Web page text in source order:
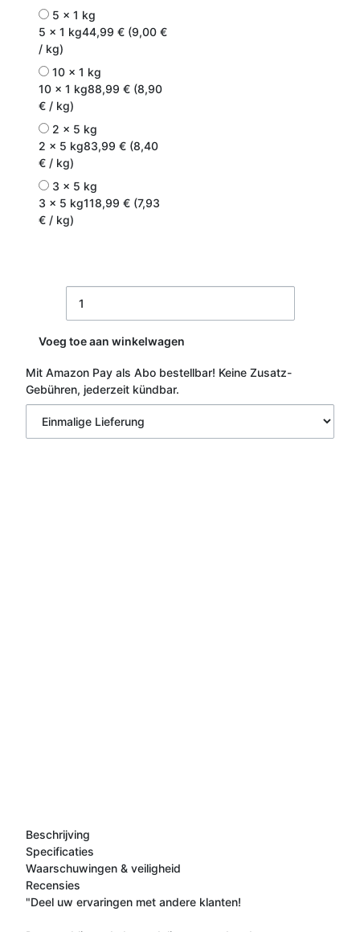
5 x 1 kg
5 x 1 kg44,99 € (9,00 €
/ kg)
10 x 1 kg
10 x 1 kg88,99 € (8,90
€ / kg)
2 x 5 kg
2 x 5 kg83,99 € (8,40
€ / kg)
3 x 5 kg
3 x 5 kg118,99 € (7,93
€ / kg)
Voeg toe aan winkelwagen
Mit Amazon Pay als Abo bestellbar! Keine Zusatz-
Gebühren, jederzeit kündbar.
Beschrijving
Specificaties
Waarschuwingen & veiligheid
Recensies
"Deel uw ervaringen met andere klanten!